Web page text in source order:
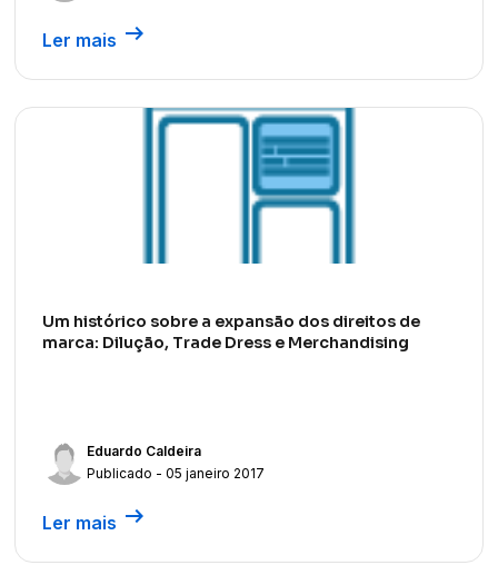
Ler mais arrow_right_alt
Um histórico sobre a expansão dos direitos de
marca: Dilução, Trade Dress e Merchandising
Eduardo Caldeira
Publicado - 05 janeiro 2017
Ler mais arrow_right_alt